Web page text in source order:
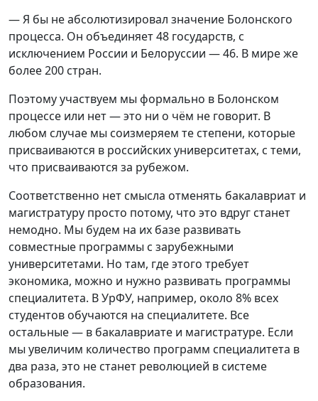
— Я бы не абсолютизировал значение Болонского
процесса. Он объединяет 48 государств, с
исключением России и Белоруссии — 46. В мире же
более 200 стран.
Поэтому участвуем мы формально в Болонском
процессе или нет — это ни о чём не говорит. В
любом случае мы соизмеряем те степени, которые
присваиваются в российских университетах, с теми,
что присваиваются за рубежом.
Соответственно нет смысла отменять бакалавриат и
магистратуру просто потому, что это вдруг станет
немодно. Мы будем на их базе развивать
совместные программы с зарубежными
университетами. Но там, где этого требует
экономика, можно и нужно развивать программы
специалитета. В УрФУ, например, около 8% всех
студентов обучаются на специалитете. Все
остальные — в бакалавриате и магистратуре. Если
мы увеличим количество программ специалитета в
два раза, это не станет революцией в системе
образования.